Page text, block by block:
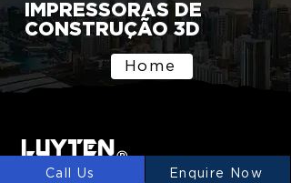
IMPRESSORAS DE
CONSTRUÇÃO 3D
Home
LUYTENⓇ
Call Us Enquire Now